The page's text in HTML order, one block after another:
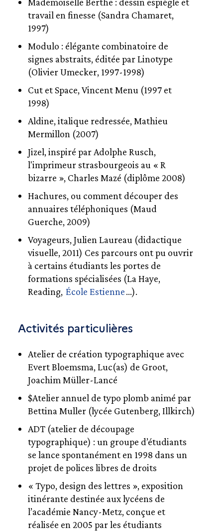
travail en finesse (Sandra Chamaret,
1997)
Modulo : élégante combinatoire de
signes abstraits, éditée par Linotype
(Olivier Umecker, 1997-1998)
Cut et Space, Vincent Menu (1997 et
1998)
Aldine, italique redressée, Mathieu
Mermillon (2007)
Jizel, inspiré par Adolphe Rusch,
l'imprimeur strasbourgeois au « R
bizarre », Charles Mazé (diplôme 2008)
Hachures, ou comment découper des
annuaires téléphoniques (Maud
Guerche, 2009)
Voyageurs, Julien Laureau (didactique
visuelle, 2011) Ces parcours ont pu ouvrir
à certains étudiants les portes de
formations spécialisées (La Haye,
Reading, École Estienne…).
Activités particulières
Atelier de création typographique avec
Evert Bloemsma, Luc(as) de Groot,
Joachim Müller-Lancé
$Atelier annuel de typo plomb animé par
Bettina Muller (lycée Gutenberg, Illkirch)
ADT (atelier de découpage
typographique) : un groupe d’étudiants
se lance spontanément en 1998 dans un
projet de polices libres de droits
« Typo, design des lettres », exposition
itinérante destinée aux lycéens de
l’académie Nancy-Metz, conçue et
réalisée en 2005 par les étudiants